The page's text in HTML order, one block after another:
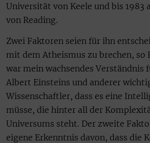
Universität von Keele und bis 1983
von Reading.
Zwei Faktoren seien für ihn
mit dem Atheismus zu brechen, so
war mein wachsendes Verständnis
Albert Einsteins und anderer
Wissenschaftler, dass es eine
müsse, die hinter all der
Universums steht. Der zweite
eigene Erkenntnis davon, dass die